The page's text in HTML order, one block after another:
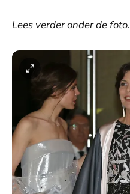
Lees verder onder de foto.